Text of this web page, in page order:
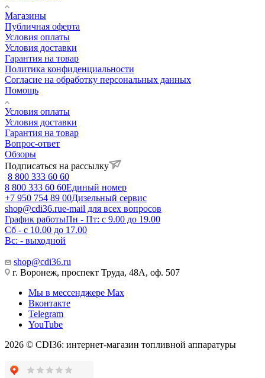
Магазины
Публичная оферта
Условия оплаты
Условия доставки
Гарантия на товар
Политика конфиденциальности
Согласие на обработку персональных данных
Помощь
Условия оплаты
Условия доставки
Гарантия на товар
Вопрос-ответ
Обзоры
Подписаться на рассылку
8 800 333 60 60
8 800 333 60 60Единый номер
+7 950 754 89 00Дизельный сервис
shop@cdi36.rue-mail для всех вопросов
График работыПн - Пт: с 9.00 до 19.00
Сб - с 10.00 до 17.00
Вс: - выходной
shop@cdi36.ru
г. Воронеж, проспект Труда, 48А, оф. 507
Мы в мессенджере Max
Вконтакте
Telegram
YouTube
2026 © CDI36: интернет-магазин топливной аппаратуры